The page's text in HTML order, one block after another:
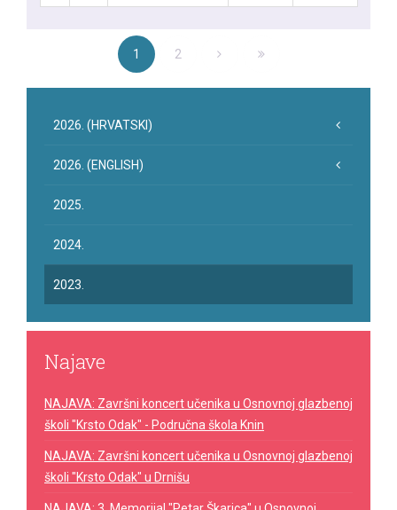
1 2
2026. (HRVATSKI)
2026. (ENGLISH)
2025.
2024.
2023.
Najave
NAJAVA: Završni koncert učenika u Osnovnoj glazbenoj
školi "Krsto Odak" - Područna škola Knin
NAJAVA: Završni koncert učenika u Osnovnoj glazbenoj
školi "Krsto Odak" u Drnišu